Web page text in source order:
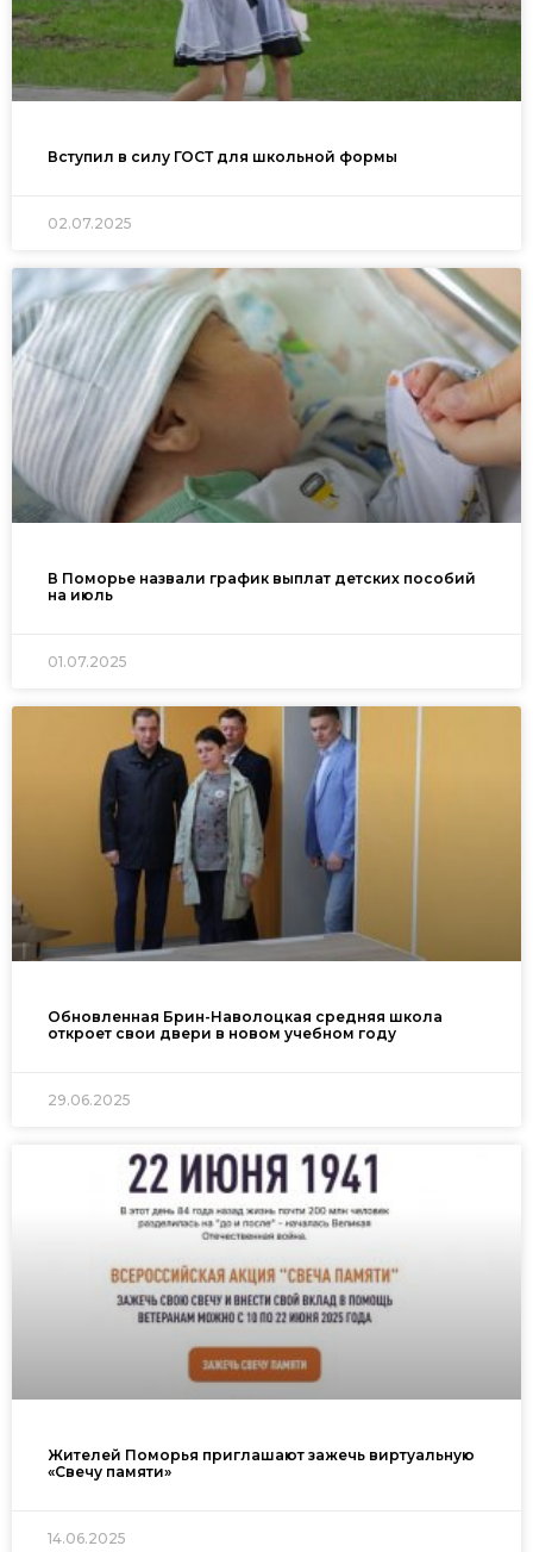
Вступил в силу ГОСТ для школьной формы
02.07.2025
В Поморье назвали график выплат детских пособий
на июль
01.07.2025
Обновленная Брин-Наволоцкая средняя школа
откроет свои двери в новом учебном году
29.06.2025
Жителей Поморья приглашают зажечь виртуальную
«Свечу памяти»
14.06.2025